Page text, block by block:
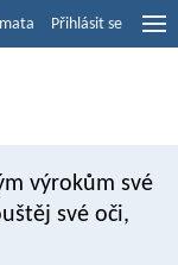
Přihlásit se
výrokům své
své oči,